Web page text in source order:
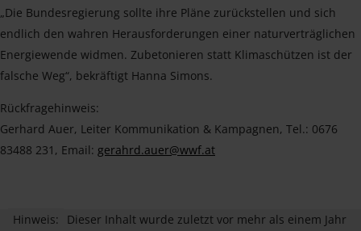
„Die Bundesregierung sollte ihre Pläne zurückstellen und sich
endlich den wahren Herausforderungen einer naturverträglichen
Energiewende widmen. Zubetonieren statt Klimaschützen ist der
falsche Weg“, bekräftigt Hanna Simons.
Rückfragehinweis:
Gerhard Auer, Leiter Kommunikation & Kampagnen, Tel.: 0676
83488 231, Email: gerahrd.auer@wwf.at
Hinweis:
Dieser Inhalt wurde zuletzt vor mehr als einem Jahr